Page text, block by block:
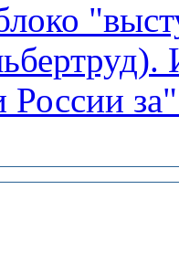
России